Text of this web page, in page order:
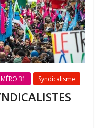
31 Syndicalisme